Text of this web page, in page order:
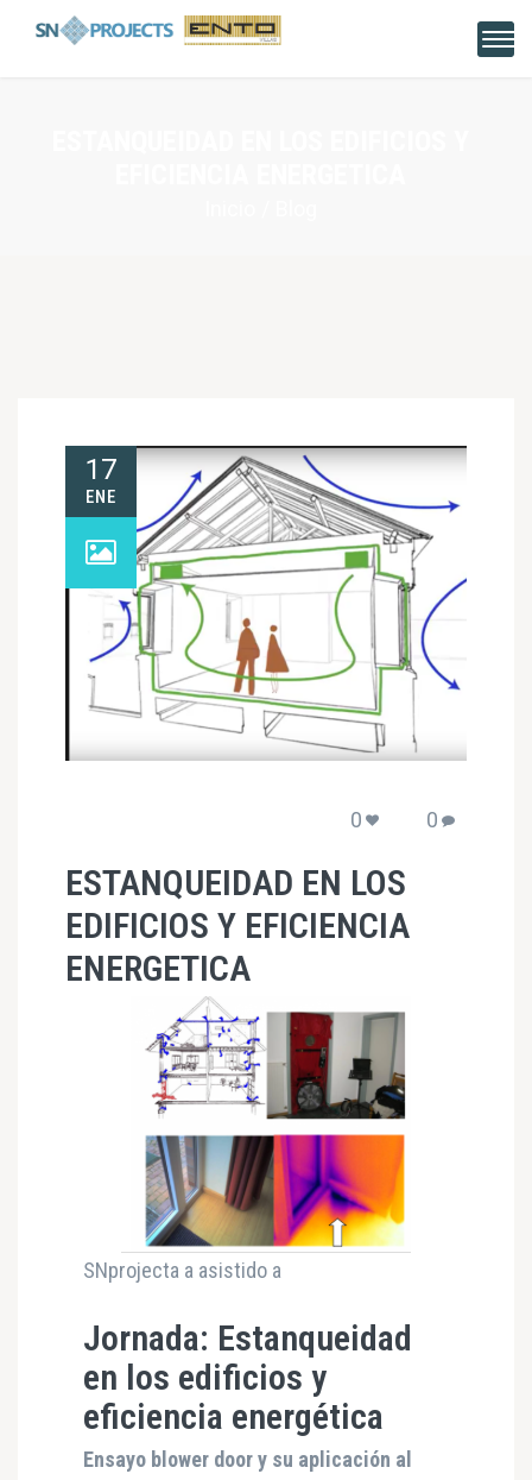
17
ENE
0 0
ESTANQUEIDAD EN LOS
EDIFICIOS Y EFICIENCIA
ENERGETICA
SNprojecta a asistido a
Jornada: Estanqueidad
en los edificios y
eficiencia energética
Ensayo blower door y su aplicación al